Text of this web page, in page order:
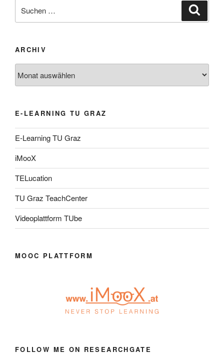
nach:
ARCHIV
E-LEARNING TU GRAZ
E-Learning TU Graz
iMooX
TELucation
TU Graz TeachCenter
Videoplattform TUbe
MOOC PLATTFORM
FOLLOW ME ON RESEARCHGATE